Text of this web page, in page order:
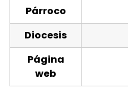
Párroco
Diocesis
Página
web